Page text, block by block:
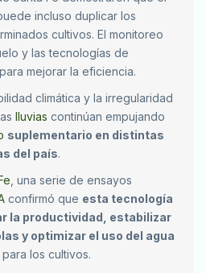
incluso duplicar los
cultivos. El monitoreo
y las tecnologías de
mejorar la eficiencia.
climática y la irregularidad
lluvias continúan empujando
suplementario en distintas
del país.
, una serie de ensayos
confirmó que esta tecnología
la productividad, estabilizar
y optimizar el uso del agua
los cultivos.